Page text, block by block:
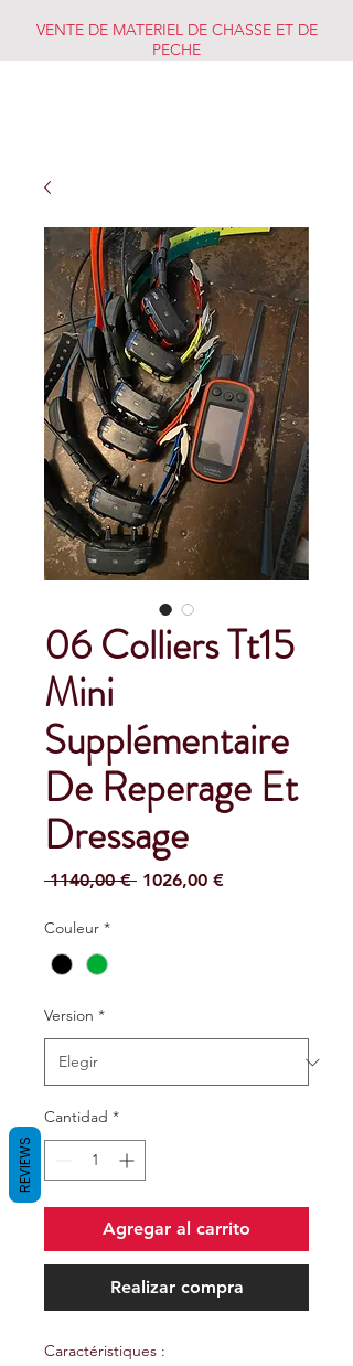
VENTE DE MATERIEL DE CHASSE ET DE
PECHE
06 Colliers Tt15
Mini
Supplémentaire
De Reperage Et
Dressage
1140,00 € Precio
1026,00 €Precio
Couleur *
Version *
Cantidad *
Agregar al carrito
Realizar compra
Caractéristiques :
REVIEWS